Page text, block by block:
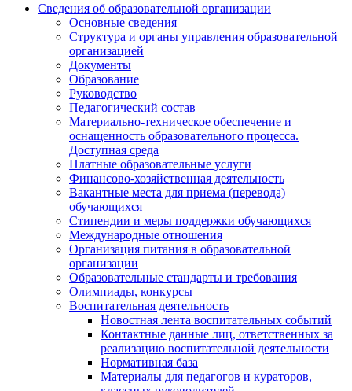
Сведения об образовательной организации
Основные сведения
Структура и органы управления образовательной
организацией
Документы
Образование
Руководство
Педагогический состав
Материально-техническое обеспечение и
оснащенность образовательного процесса.
Доступная среда
Платные образовательные услуги
Финансово-хозяйственная деятельность
Вакантные места для приема (перевода)
обучающихся
Стипендии и меры поддержки обучающихся
Международные отношения
Организация питания в образовательной
организации
Образовательные стандарты и требования
Олимпиады, конкурсы
Воспитательная деятельность
Новостная лента воспитательных событий
Контактные данные лиц, ответственных за
реализацию воспитательной деятельности
Нормативная база
Материалы для педагогов и кураторов,